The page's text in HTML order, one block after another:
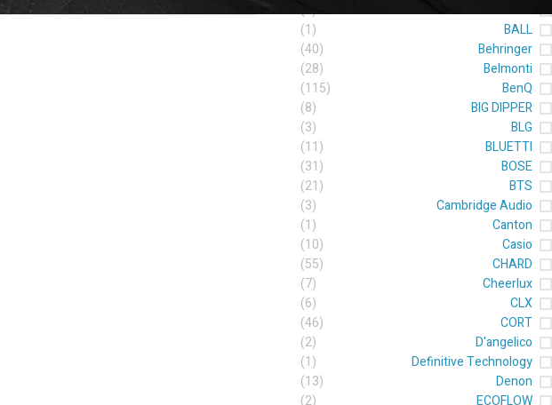
AURA
(5)
BALL
(1)
Behringer
(40)
Belmonti
(28)
BenQ
(115)
BIG DIPPER
(8)
BLG
(3)
BLUETTI
(11)
BOSE
(31)
BTS
(21)
Cambridge Audio
(3)
Canton
(1)
Casio
(10)
CHARD
(55)
Cheerlux
(7)
CLX
(6)
CORT
(46)
D'angelico
(2)
Definitive Technology
(1)
Denon
(13)
ECOFLOW
(2)